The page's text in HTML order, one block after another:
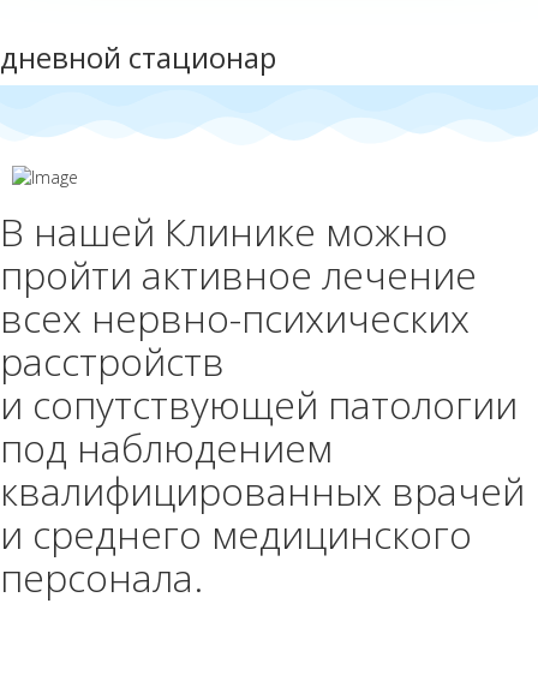
дневной стационар
В нашей Клинике можно
пройти активное лечение
всех нервно-психических
расстройств
и сопутствующей патологии
под наблюдением
квалифицированных врачей
и среднего медицинского
персонала.